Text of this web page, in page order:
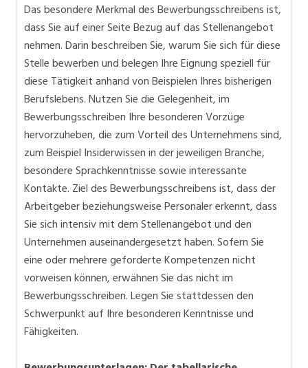
Das besondere Merkmal des Bewerbungsschreibens ist,
dass Sie auf einer Seite Bezug auf das Stellenangebot
nehmen. Darin beschreiben Sie, warum Sie sich für diese
Stelle bewerben und belegen Ihre Eignung speziell für
diese Tätigkeit anhand von Beispielen Ihres bisherigen
Berufslebens. Nutzen Sie die Gelegenheit, im
Bewerbungsschreiben Ihre besonderen Vorzüge
hervorzuheben, die zum Vorteil des Unternehmens sind,
zum Beispiel Insiderwissen in der jeweiligen Branche,
besondere Sprachkenntnisse sowie interessante
Kontakte. Ziel des Bewerbungsschreibens ist, dass der
Arbeitgeber beziehungsweise Personaler erkennt, dass
Sie sich intensiv mit dem Stellenangebot und den
Unternehmen auseinandergesetzt haben. Sofern Sie
eine oder mehrere geforderte Kompetenzen nicht
vorweisen können, erwähnen Sie das nicht im
Bewerbungsschreiben. Legen Sie stattdessen den
Schwerpunkt auf Ihre besonderen Kenntnisse und
Fähigkeiten.